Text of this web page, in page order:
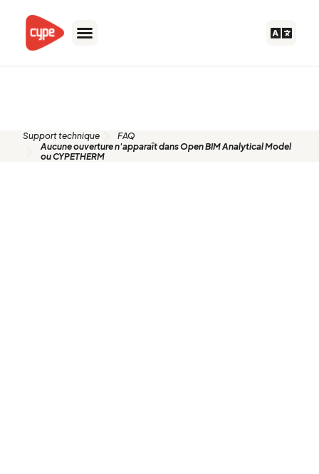
contenu
Support technique
FAQ
Aucune ouverture n'apparaît dans Open BIM Analytical Model
ou CYPETHERM